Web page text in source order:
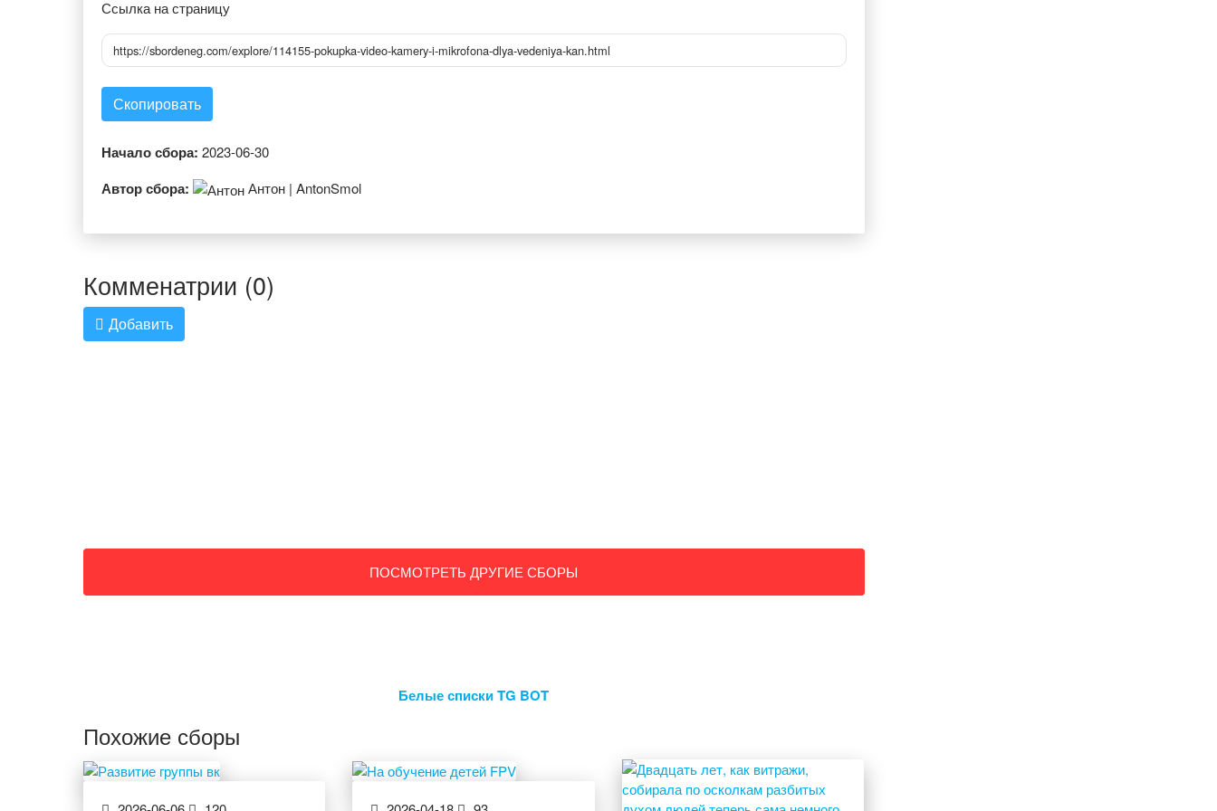
Ссылка на страницу
https://sbordeneg.com/explore/114155-pokupka-video-kamery-i-mikrofona-dlya-vedeniya-kan.html
Скопировать
Начало сбора: 2023-06-30
Автор сбора: Антон | AntonSmol
Комменатрии (0)
Добавить
ПОСМОТРЕТЬ ДРУГИЕ СБОРЫ
Белые списки TG BOT
Похожие сборы